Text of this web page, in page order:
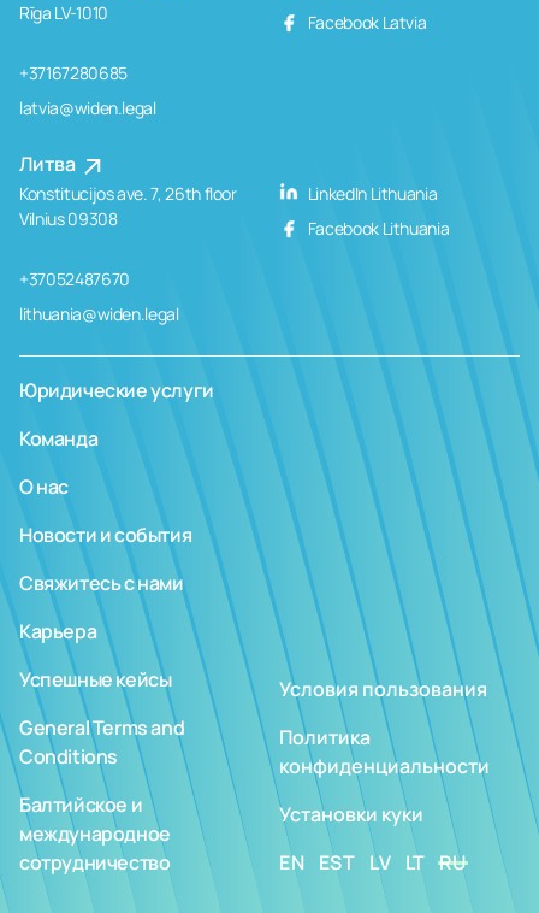
Rīga LV-1010
+37167280685
latvia@widen.legal
Facebook Latvia
Литва
Konstitucijos ave. 7, 26th floor
Vilnius 09308
+37052487670
lithuania@widen.legal
LinkedIn Lithuania
Facebook Lithuania
Юридические услуги
Команда
О нас
Новости и события
Свяжитесь с нами
Карьера
Успешные кейсы
General Terms and
Conditions
Балтийское и
международное
сотрудничество
Условия пользования
Политика
конфиденциальности
Установки куки
EN EST LV LT RU